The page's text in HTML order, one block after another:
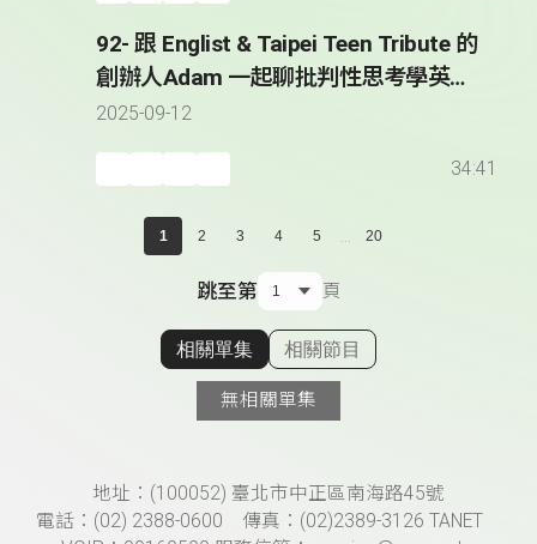
92- 跟 Englist & Taipei Teen Tribute 的
創辦人Adam 一起聊批判性思考學英文
* Adam Hatch - Founder of Englist &
2025-09-12
34:41
1 2 3 4 5 ... 20
跳至第 頁
顯示相關單集
相關單集 相關節目
無相關單集
頁尾資訊地址：(100052) 臺北市中正區南海路45號
電話：(02) 2388-0600 傳真：(02)2389-3126 TANET